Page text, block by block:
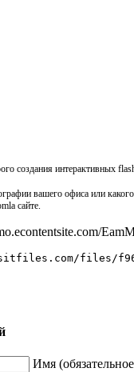
создания интерактивных
вашего офиса или
сайте.
files/
Имя